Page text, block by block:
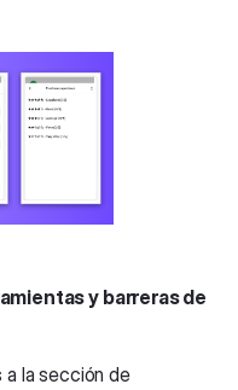
y barreras de
a la sección de